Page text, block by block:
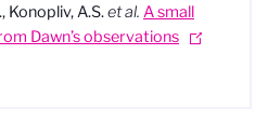
Konopliv, A.S.et al. A small
Dawn’s observations